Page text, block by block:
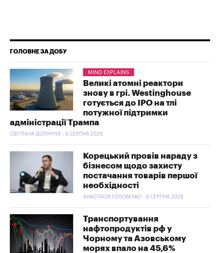
ГОЛОВНЕ ЗА ДОБУ
MIND EXPLAINS
Великі атомні реактори
знову в грі. Westinghouse
готується до IPO на тлі
потужної підтримки
адміністрації Трампа
СВІТЛАНА ДОЛІНЧУК - 6 СЕРПНЯ 2026
Корецький провів нараду з
бізнесом щодо захисту
постачання товарів першої
необхідності
АНАСТАСІЯ ГОЛОВЕНКО - 6 СЕРПНЯ 2026
Транспортування
нафтопродуктів рф у
Чорному та Азовському
морях впало на 45,6%